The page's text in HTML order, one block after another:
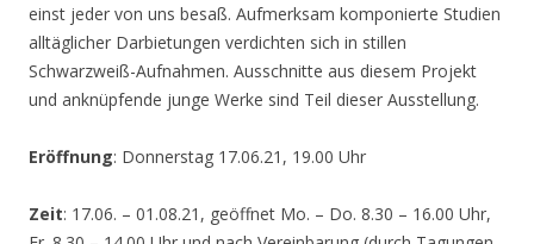
einst jeder von uns besaß. Aufmerksam komponierte Studien
alltäglicher Darbietungen verdichten sich in stillen
Schwarzweiß-Aufnahmen. Ausschnitte aus diesem Projekt
und anknüpfende junge Werke sind Teil dieser Ausstellung.
Eröffnung: Donnerstag 17.06.21, 19.00 Uhr
Zeit: 17.06. – 01.08.21, geöffnet Mo. – Do. 8.30 – 16.00 Uhr,